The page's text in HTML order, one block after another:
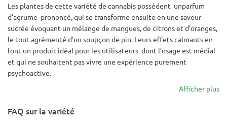
Les plantes de cette variété de cannabis possèdent unparfum
d’agrume prononcé, qui se transforme ensuite en une saveur
sucrée évoquant un mélange de mangues, de citrons et d'oranges,
le tout agrémenté d’un soupçon de pin. Leurs effets calmants en
font un produit idéal pour les utilisateurs dont l’usage est médial
et qui ne souhaitent pas vivre une expérience purement
psychoactive.
Afficher plus
FAQ sur la variété